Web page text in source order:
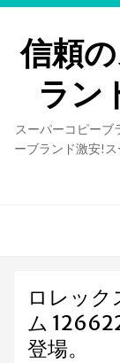
信頼
ラン
スーパーコピーブ
ーブランド激安!
ロレック
ム
登場。